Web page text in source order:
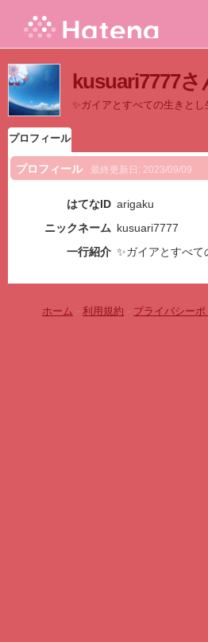
kusuari7777
✨ガイアとすべての生きと
プロフィール
プロフィール 最終更新日: 2023/09/09
はてなID arigaku
ニックネーム kusuari7777
一行紹介 ✨ガイアとすべ
ホーム - 利用規約 - プライバシーポ